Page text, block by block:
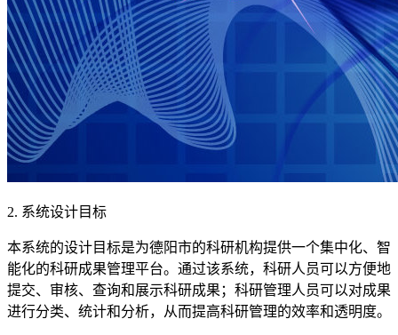
2. 系统设计目标
本系统的设计目标是为德阳市的科研机构提供一个集中化、智
能化的科研成果管理平台。通过该系统，科研人员可以方便地
提交、审核、查询和展示科研成果；科研管理人员可以对成果
进行分类、统计和分析，从而提高科研管理的效率和透明度。